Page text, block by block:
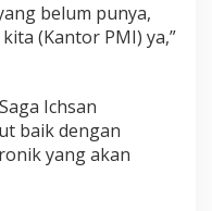
belum punya,
(Kantor PMI) ya,”
Ichsan
baik dengan
yang akan